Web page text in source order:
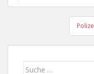
Suche